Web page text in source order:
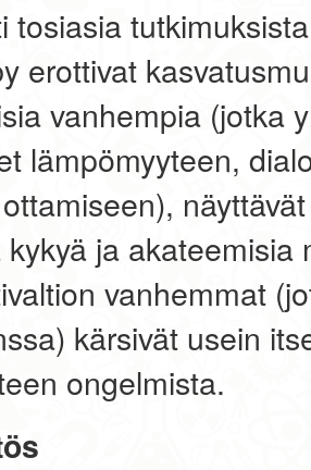
tosiasia
erottivat
vanhempia (jotka
lämpömyyteen,
ja akateemisia
vanhemmat
kärsivät usein
ongelmista.